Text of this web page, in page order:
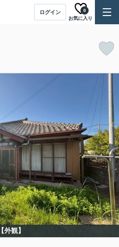
ログイン
お気に入り
0
【外観】